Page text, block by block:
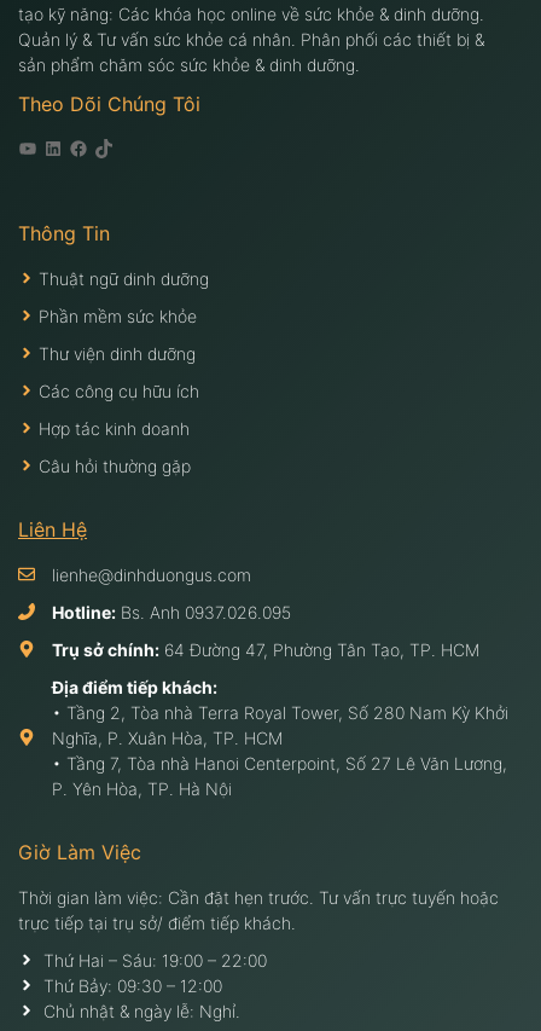
tạo kỹ năng: Các khóa học online về sức khỏe & dinh dưỡng.
Quản lý & Tư vấn sức khỏe cá nhân. Phân phối các thiết bị &
sản phẩm chăm sóc sức khỏe & dinh dưỡng.
Theo Dõi Chúng Tôi
Youtube
Linkedin
Facebook
Tiktok
Thông Tin
Thuật ngữ dinh dưỡng
Phần mềm sức khỏe
Thư viện dinh dưỡng
Các công cụ hữu ích
Hợp tác kinh doanh
Câu hỏi thường gặp
Liên Hệ
lienhe@dinhduongus.com
Hotline: Bs. Anh 0937.026.095
Trụ sở chính: 64 Đường 47, Phường Tân Tạo, TP. HCM
Địa điểm tiếp khách:
• Tầng 2, Tòa nhà Terra Royal Tower, Số 280 Nam Kỳ Khởi
Nghĩa, P. Xuân Hòa, TP. HCM
• Tầng 7, Tòa nhà Hanoi Centerpoint, Số 27 Lê Văn Lương,
P. Yên Hòa, TP. Hà Nội
Giờ Làm Việc
Thời gian làm việc: Cần đặt hẹn trước. Tư vấn trực tuyến hoặc
trực tiếp tại trụ sở/ điểm tiếp khách.
Thứ Hai – Sáu: 19:00 – 22:00
Thứ Bảy: 09:30 – 12:00
Chủ nhật & ngày lễ: Nghỉ.